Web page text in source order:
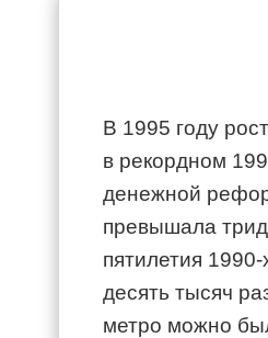
В 1995 году
в рекордном
денежной
превышала
пятилетия 1990-
десять тысяч
метро можно